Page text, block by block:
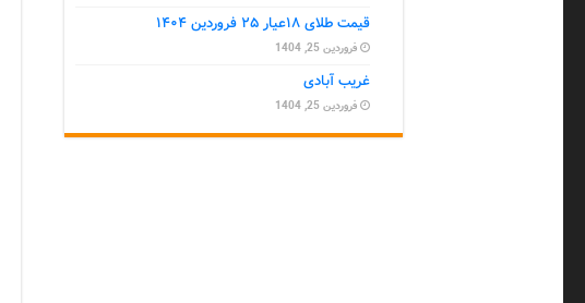
قیمت طلای ۱۸عیار ۲۵ فروردین ۱۴۰۴
فروردین 25, 1404
غریب آبادی
فروردین 25, 1404